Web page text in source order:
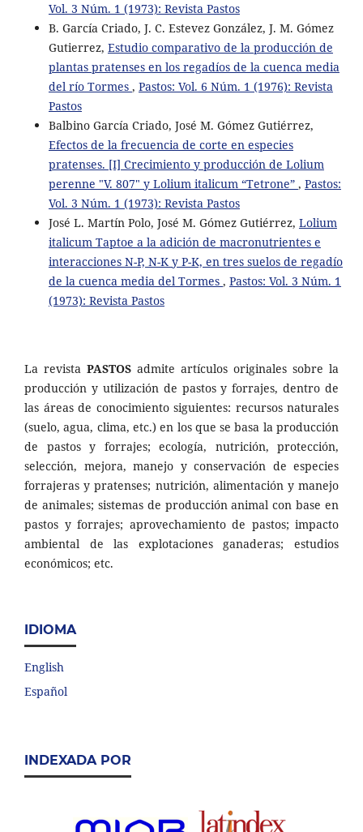
Vol. 3 Núm. 1 (1973): Revista Pastos
B. García Criado, J. C. Estevez González, J. M. Gómez
Gutierrez, Estudio comparativo de la producción de
plantas pratenses en los regadíos de la cuenca media
del río Tormes , Pastos: Vol. 6 Núm. 1 (1976): Revista
Pastos
Balbino García Criado, José M. Gómez Gutiérrez,
Efectos de la frecuencia de corte en especies
pratenses. [I] Crecimiento y producción de Lolium
perenne "V. 807" y Lolium italicum “Tetrone” , Pastos:
Vol. 3 Núm. 1 (1973): Revista Pastos
José L. Martín Polo, José M. Gómez Gutiérrez, Lolium
italicum Taptoe a la adición de macronutrientes e
interacciones N-P, N-K y P-K, en tres suelos de regadío
de la cuenca media del Tormes , Pastos: Vol. 3 Núm. 1
(1973): Revista Pastos
La revista PASTOS admite artículos originales sobre la
producción y utilización de pastos y forrajes, dentro de
las áreas de conocimiento siguientes: recursos naturales
(suelo, agua, clima, etc.) en los que se basa la producción
de pastos y forrajes; ecología, nutrición, protección,
selección, mejora, manejo y conservación de especies
forrajeras y pratenses; nutrición, alimentación y manejo
de animales; sistemas de producción animal con base en
pastos y forrajes; aprovechamiento de pastos; impacto
ambiental de las explotaciones ganaderas; estudios
económicos; etc.
IDIOMA
English
Español
INDEXADA POR